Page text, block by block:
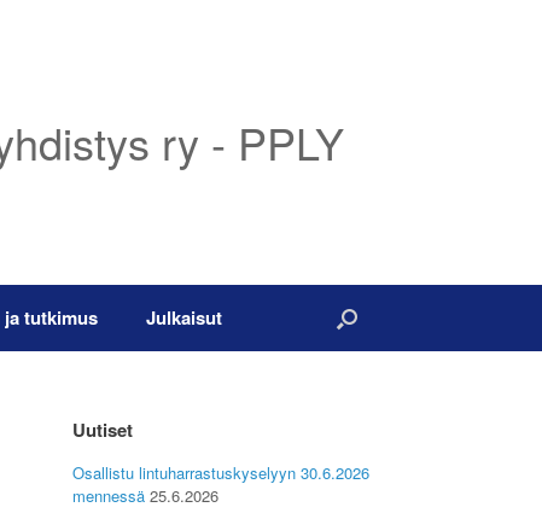
ry - PPLY
tutkimus Julkaisut
Uutiset
Osallistu lintuharrastuskyselyyn 30.6.2026
mennessä 25.6.2026